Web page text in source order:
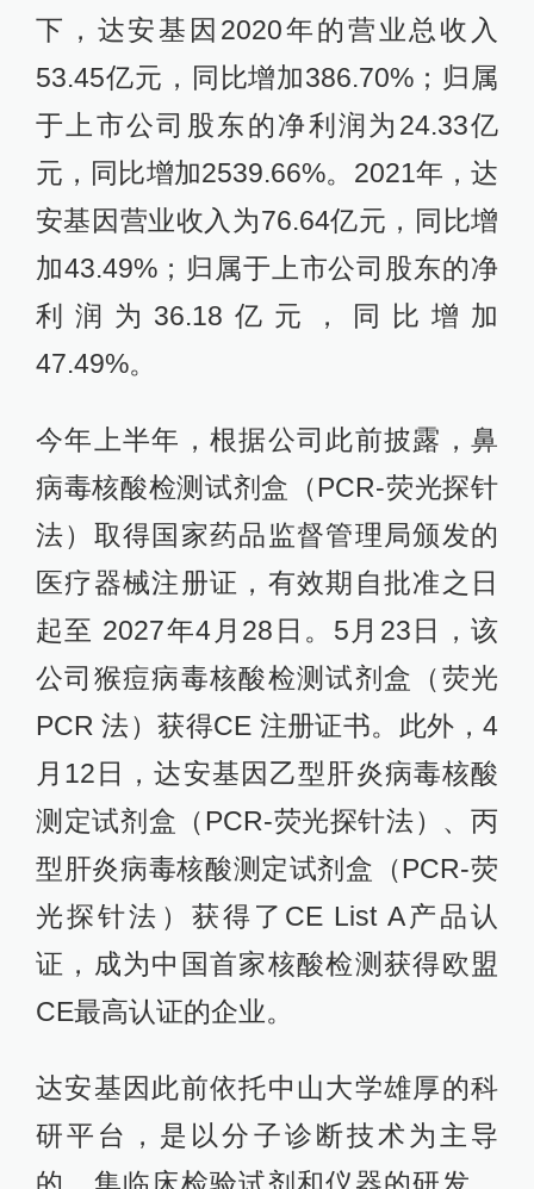
下，达安基因2020年的营业总收入
53.45亿元，同比增加386.70%；归属
于上市公司股东的净利润为24.33亿
元，同比增加2539.66%。2021年，达
安基因营业收入为76.64亿元，同比增
加43.49%；归属于上市公司股东的净
利润为36.18亿元，同比增加
47.49%。
今年上半年，根据公司此前披露，鼻
病毒核酸检测试剂盒（PCR-荧光探针
法）取得国家药品监督管理局颁发的
医疗器械注册证，有效期自批准之日
起至 2027年4月28日。5月23日，该
公司猴痘病毒核酸检测试剂盒（荧光
PCR 法）获得CE 注册证书。此外，4
月12日，达安基因乙型肝炎病毒核酸
测定试剂盒（PCR-荧光探针法）、丙
型肝炎病毒核酸测定试剂盒（PCR-荧
光探针法）获得了CE List A产品认
证，成为中国首家核酸检测获得欧盟
CE最高认证的企业。
达安基因此前依托中山大学雄厚的科
研平台，是以分子诊断技术为主导